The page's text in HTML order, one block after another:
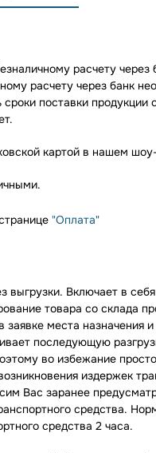
расчету через
расчету через банк
сроки поставки
картой в нашем
"Оплата"
выгрузки. Включает в себя
товара со склада
заявке места назначения
последующую
во избежание
издержек
Вас заранее
средства.
средства 2 часа.